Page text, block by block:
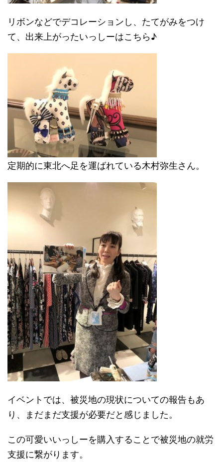
リボンなどでデコレーションし、たてがみをつけ
て、出来上がったいっしーはこちら♪
定期的に東北へ足を運ばれている木村弥生さん。
イベントでは、被災地の現状についての報告もあ
り、まだまだ支援が必要だと感じました。
この可愛いいっしーを購入することで被災地の就労
支援に繋がります。